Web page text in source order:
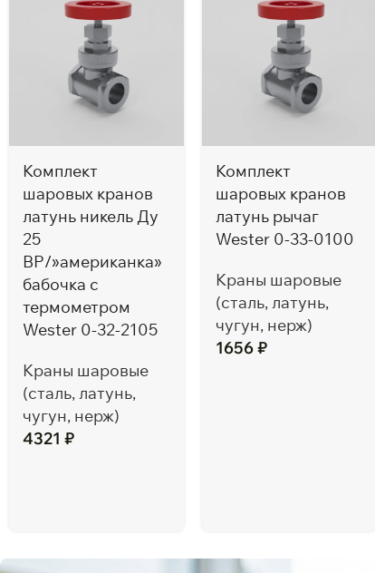
Комплект
шаровых кранов
латунь никель Ду
25
ВР/»американка»
бабочка c
термометром
Wester 0-32-2105
Краны шаровые
(сталь, латунь,
чугун, нерж)
4321 ₽
Комплект
шаровых кранов
латунь рычаг
Wester 0-33-0100
Краны шаровые
(сталь, латунь,
чугун, нерж)
1656₽